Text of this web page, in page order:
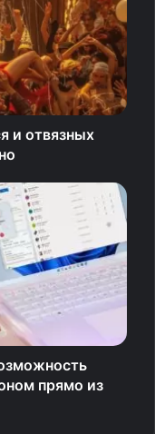
меню,
отправки
по электронной
установленных
и отвязных
прямо из